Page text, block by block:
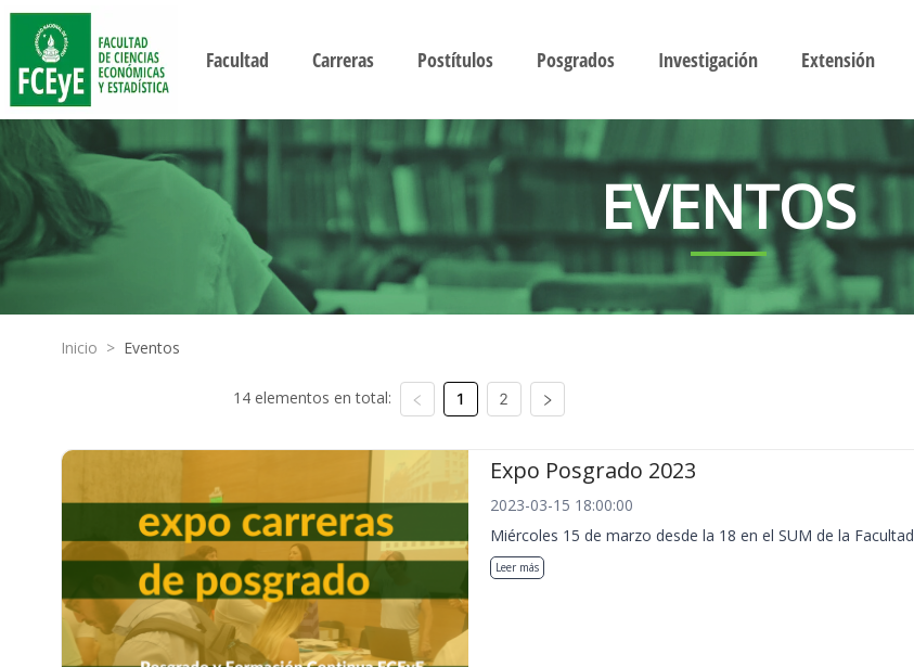
Facultad Carreras Postítulos Posgrados Investigación Extensión
EVENTOS
Inicio > Eventos
14 elementos en total: 1 2
Expo Posgrado 2023
2023-03-15 18:00:00
Miércoles 15 de marzo desde la 18 en el SUM de la Facultad
Leer más